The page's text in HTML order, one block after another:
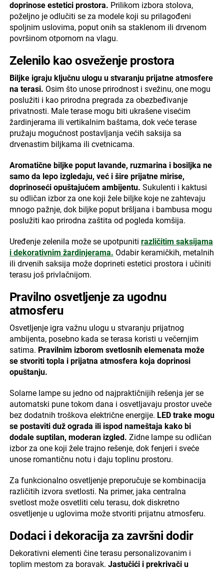
doprinose estetici prostora. Prilikom izbora stolova,
poželjno je odlučiti se za modele koji su prilagođeni
spoljnim uslovima, poput onih sa staklenom ili drvenom
površinom otpornom na vlagu.
Zelenilo kao osveženje prostora
Biljke igraju ključnu ulogu u stvaranju prijatne atmosfere
na terasi. Osim što unose prirodnost i svežinu, one mogu
poslužiti i kao prirodna pregrada za obezbeđivanje
privatnosti. Male terase mogu biti ukrašene visećim
žardinjerama ili vertikalnim baštama, dok veće terase
pružaju mogućnost postavljanja većih saksija sa
drvenastim biljkama ili cvetnicama.
Aromatične biljke poput lavande, ruzmarina i bosiljka ne
samo da lepo izgledaju, već i šire prijatne mirise,
doprinoseći opuštajućem ambijentu. Sukulenti i kaktusi
su odličan izbor za one koji žele biljke koje ne zahtevaju
mnogo pažnje, dok biljke poput bršljana i bambusa mogu
poslužiti kao prirodna zaštita od pogleda komšija.
Uređenje zelenila može se upotpuniti različitim saksijama
i dekorativnim žardinjerama. Odabir keramičkih, metalnih
ili drvenih saksija može doprineti estetici prostora i učiniti
terasu još privlačnijom.
Pravilno osvetljenje za ugodnu
atmosferu
Osvetljenje igra važnu ulogu u stvaranju prijatnog
ambijenta, posebno kada se terasa koristi u večernjim
satima. Pravilnim izborom svetlosnih elemenata može
se stvoriti topla i prijatna atmosfera koja doprinosi
opuštanju.
Solarne lampe su jedno od najpraktičnijih rešenja jer se
automatski pune tokom dana i osvetljavaju prostor uveče
bez dodatnih troškova električne energije. LED trake mogu
se postaviti duž ograda ili ispod nameštaja kako bi
dodale suptilan, moderan izgled. Zidne lampe su odličan
izbor za one koji žele trajno rešenje, dok fenjeri i sveće
unose romantičnu notu i daju toplinu prostoru.
Za funkcionalno osvetljenje preporučuje se kombinacija
različitih izvora svetlosti. Na primer, jaka centralna
svetlost može osvetliti celu terasu, dok diskretno
osvetljenje u uglovima može stvoriti prijatnu atmosferu.
Dodaci i dekoracija za završni dodir
Dekorativni elementi čine terasu personalizovanim i
toplim mestom za boravak. Jastučići i prekrivači u